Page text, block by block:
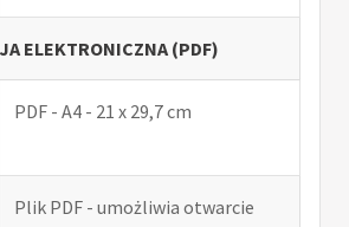
ELEKTRONICZNA (PDF)
PDF - A4 - 21 x 29,7 cm
Plik PDF - umożliwia otwarcie